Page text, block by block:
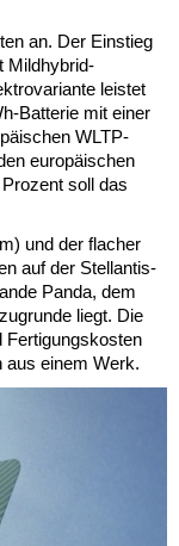
an. Der Einstieg
Mildhybrid-
leistet
Batterie mit einer
WLTP-
europäischen
soll das
und der flacher
auf der Stellantis-
Panda, dem
liegt. Die
Fertigungskosten
aus einem Werk.